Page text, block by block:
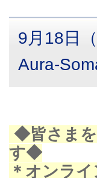
9月18日
Aura-
◆皆さまを
す◆
＊オンラ